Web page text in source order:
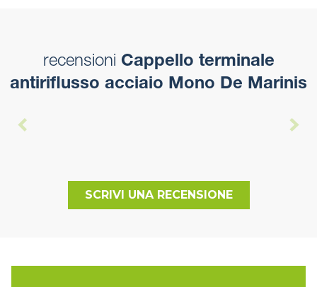
recensioni Cappello terminale
antiriflusso acciaio Mono De Marinis
SCRIVI UNA RECENSIONE